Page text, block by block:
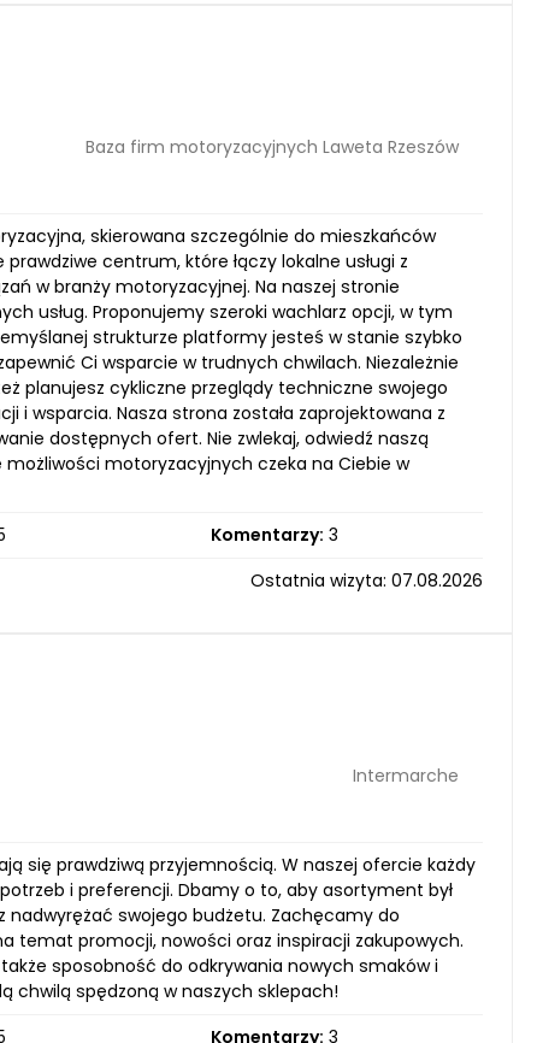
Baza firm motoryzacyjnych Laweta Rzeszów
skierowana szczególnie do mieszkańców
centrum, które łączy lokalne usługi z
w branży motoryzacyjnej. Na naszej stronie
usług. Proponujemy szeroki wachlarz opcji, w tym
strukturze platformy jesteś w stanie szybko
Ci wsparcie w trudnych chwilach. Niezależnie
planujesz cykliczne przeglądy techniczne swojego
i wsparcia. Nasza strona została zaprojektowana z
dostępnych ofert. Nie zwlekaj, odwiedź naszą
motoryzacyjnych czeka na Ciebie w
Komentarzy: 3
Ostatnia wizyta: 07.08.2026
Intermarche
się prawdziwą przyjemnością. W naszej ofercie każdy
i preferencji. Dbamy o to, aby asortyment był
nadwyrężać swojego budżetu. Zachęcamy do
temat promocji, nowości oraz inspiracji zakupowych.
sposobność do odkrywania nowych smaków i
chwilą spędzoną w naszych sklepach!
Komentarzy: 3